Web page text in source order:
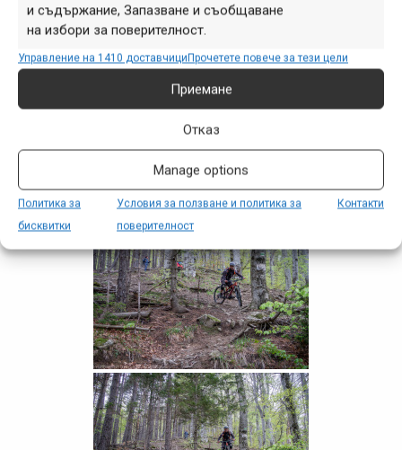
и съдържание, Запазване и съобщаване
на избори за поверителност.
Управление на 1410 доставчициПрочетете повече за тези цели
Приемане
Отказ
Manage options
Политика за
бисквитки
Условия за ползване и политика за
поверителност
Контакти